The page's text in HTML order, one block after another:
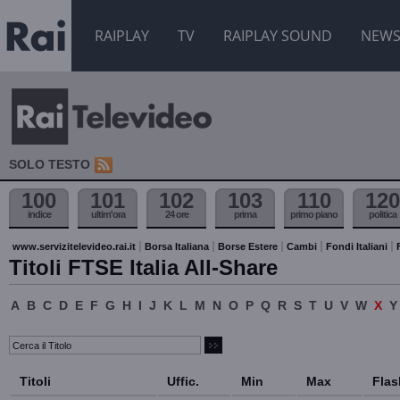
RAIPLAY TV RAIPLAY SOUND NEWS
SOLO TESTO
100
indice
101
ultim'ora
102
24 ore
103
prima
110
primo piano
120
politica
www.servizitelevideo.rai.it Borsa Italiana Borse Estere Cambi Fondi Italiani
Titoli FTSE Italia All-Share
A B C D E F G H I J K L M N O P Q R S T U V W X Y
Titoli Uffic. Min Max